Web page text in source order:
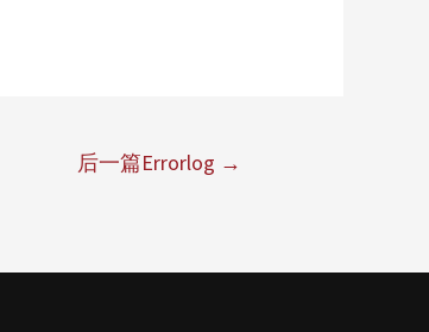
后一篇Errorlog →